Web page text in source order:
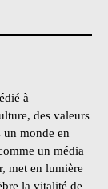
à
des valeurs
un monde en
un média
met en lumière
la vitalité de